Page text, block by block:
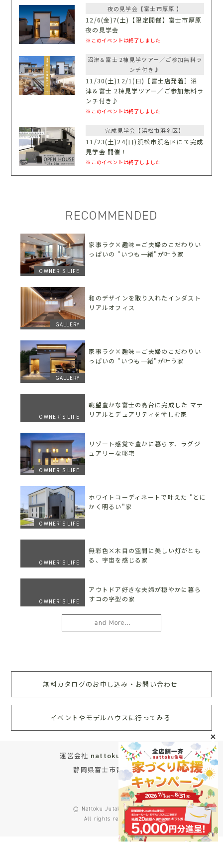
夜の見学会【富士市厚原 】
12/6(金)7(土)【限定開催】富士市厚原
夜の見学会
※このイベントは終了しました
沼津＆富士 2棟見学ツアー／ご参加無料ラ
ンチ付き♪
11/30(土)12/1(日)［富士店発着］沼
津＆富士 2棟見学ツアー／ご参加無料ラ
ンチ付き♪
※このイベントは終了しました
完成見学会【浜松市浜名区】
11/23(土)24(日)浜松市浜名区にて完成
見学会 開催！
※このイベントは終了しました
RECOMMENDED
OWNER'S LIFE
家事ラク×趣味＝ご夫婦のこだわりい
っぱいの "いつも一緒"が叶う家
GALLERY
和のデザインを取り入れたインダスト
リアルオフィス
GALLERY
家事ラク×趣味＝ご夫婦のこだわりい
っぱいの "いつも一緒"が叶う家
OWNER'S LIFE
眺望豊かな富士の高台に完成した マテ
リアルとデュアリティを愉しむ家
OWNER'S LIFE
リゾート感覚で豊かに暮らす、ラグジ
ュアリーな邸宅
OWNER'S LIFE
ホワイトコーディネートで叶えた "とに
かく明るい"家
OWNER'S LIFE
無彩色×木目の空間に美しい灯がとも
る、宇宙を感じる家
OWNER'S LIFE
アウトドア好きな夫婦が穏やかに暮ら
すコの字型の家
and More...
無料カタログのお申し込み・お問い合わせ
イベントやモデルハウスに行ってみる
運営会社 nattoku住宅株式会社
静岡県富士市青葉町572
© Nattoku Jutaku Co., Ltd.
All rights reserved.